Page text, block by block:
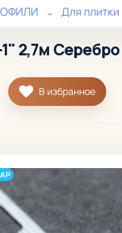
Для плитки
2,7м
В избранное